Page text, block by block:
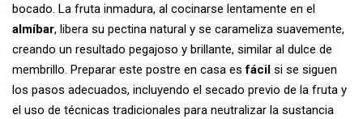
bocado. La fruta inmadura, al cocinarse lentamente en el
almíbar, libera su pectina natural y se carameliza suavemente,
creando un resultado pegajoso y brillante, similar al dulce de
membrillo. Preparar este postre en casa esfácil si se siguen
los pasos adecuados, incluyendo el secado previo de la fruta y
el uso de técnicas tradicionales para neutralizar la sustancia